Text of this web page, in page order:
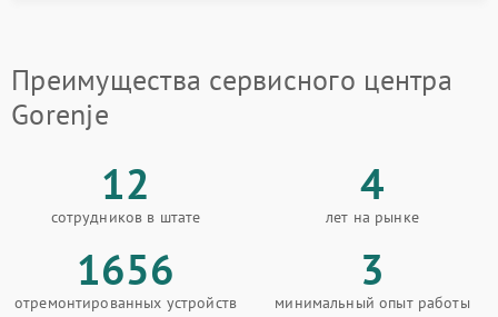
Преимущества сервисного центра
Gorenje
12
сотрудников в штате
4
лет на рынке
1656
отремонтированных устройств
3
минимальный опыт работы